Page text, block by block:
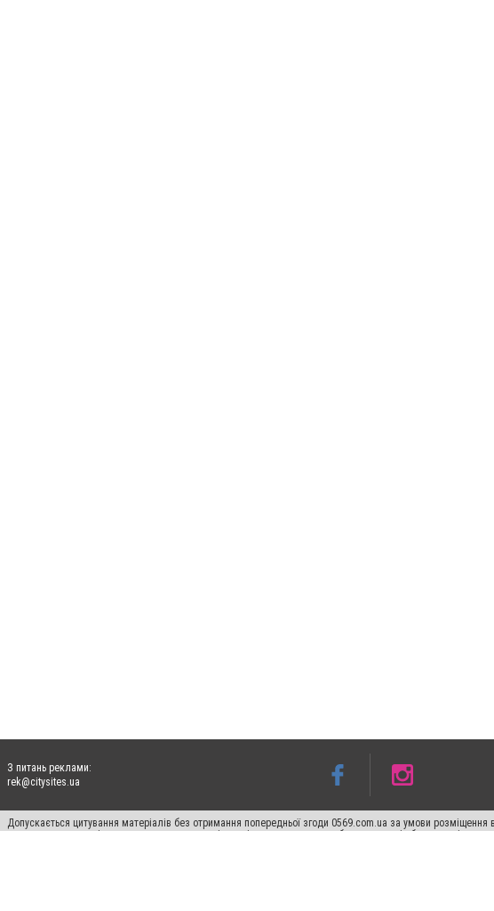
З питань реклами:
rek@citysites.ua
Допускається цитування матеріалів без отримання попередньої згоди 0569.com.ua за умови
пошукових систем гіперпосилання на цитовані статті не нижче другого абзацу в тексті або в якості